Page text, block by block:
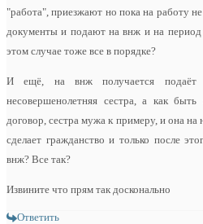
"работа", приезжают но пока на работу
документы и подают на внж и на
этом случае тоже все в порядке?
И ещё, на внж получается
несовершенолетняя сестра, а как
договор, сестра мужа к примеру, и она на
сделает гражданство и только после
внж? Все так?
Извините что прям так досконально
Ответить